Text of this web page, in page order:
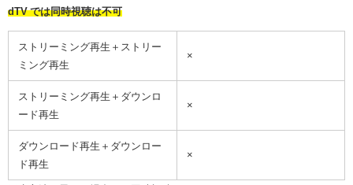
dTV では同時視聴は不可
ストリーミング再生＋ストリー
ミング再生
×
ストリーミング再生＋ダウンロ
ード再生
×
ダウンロード再生＋ダウンロー
ド再生
×